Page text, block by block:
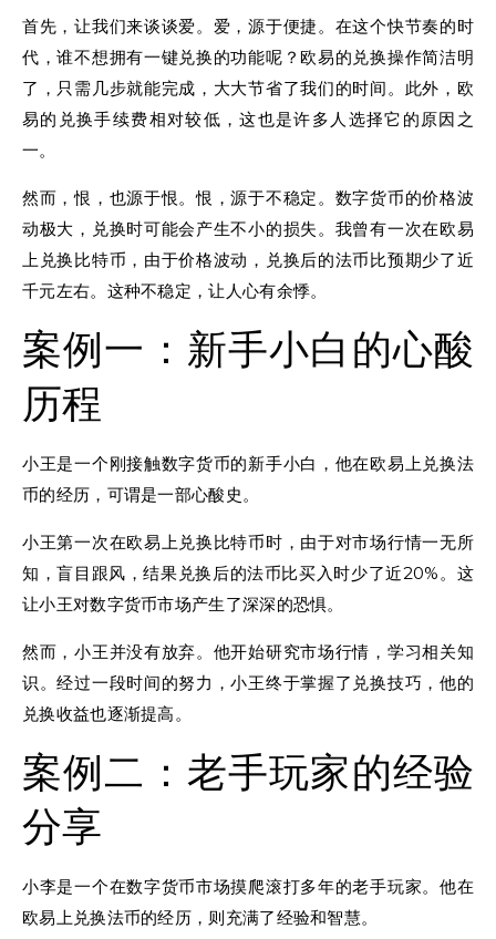
首先，让我们来谈谈爱。爱，源于便捷。在这个快节奏的时
代，谁不想拥有一键兑换的功能呢？欧易的兑换操作简洁明
了，只需几步就能完成，大大节省了我们的时间。此外，欧
易的兑换手续费相对较低，这也是许多人选择它的原因之
一。
然而，恨，也源于恨。恨，源于不稳定。数字货币的价格波
动极大，兑换时可能会产生不小的损失。我曾有一次在欧易
上兑换比特币，由于价格波动，兑换后的法币比预期少了近
千元左右。这种不稳定，让人心有余悸。
案例一：新手小白的心酸
历程
小王是一个刚接触数字货币的新手小白，他在欧易上兑换法
币的经历，可谓是一部心酸史。
小王第一次在欧易上兑换比特币时，由于对市场行情一无所
知，盲目跟风，结果兑换后的法币比买入时少了近20%。这
让小王对数字货币市场产生了深深的恐惧。
然而，小王并没有放弃。他开始研究市场行情，学习相关知
识。经过一段时间的努力，小王终于掌握了兑换技巧，他的
兑换收益也逐渐提高。
案例二：老手玩家的经验
分享
小李是一个在数字货币市场摸爬滚打多年的老手玩家。他在
欧易上兑换法币的经历，则充满了经验和智慧。